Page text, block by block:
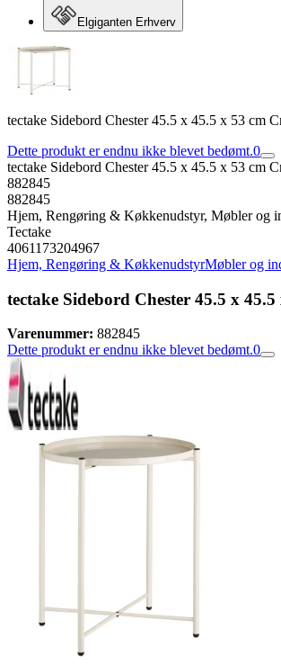
Elgiganten Erhverv
tectake Sidebord Chester 45.5 x 45.5 x 53 cm
Dette produkt er endnu ikke blevet bedømt.0
tectake Sidebord Chester 45.5 x 45.5 x 53 cm
882845
882845
Hjem, Rengøring & Køkkenudstyr, Møbler og
Tectake
4061173204967
Hjem, Rengøring & KøkkenudstyrMøbler og
tectake Sidebord Chester 45.5 x
Varenummer: 882845
Dette produkt er endnu ikke blevet bedømt.0